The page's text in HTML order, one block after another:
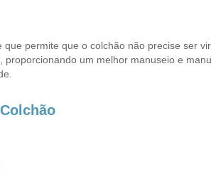
permite que o colchão não precise ser
proporcionando um melhor manuseio e